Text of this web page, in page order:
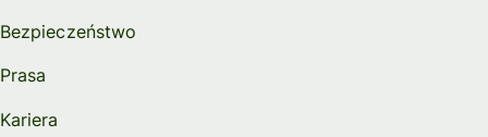
Bezpieczeństwo
Prasa
Kariera